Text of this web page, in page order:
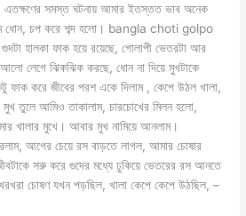
এতক্ষণের সমস্ত ঘটনায় আমার ইতস্তত ভাব অনেক
ধোন, চপ করে শব্দ হলো। bangla choti golpo
গুদটা হালকা ফাক হয়ে রয়েছে, গোলাপী ভেতরটা আর
লেগে ঝিকঝিক করছে, ধোন না দিয়ে মুখটাকে
ফাক করে জীবের পরশ একে দিলাম , কেপে উঠল খালা,
মুখ তুলে আমিও তাকালাম, চারচোখের মিলন হলো,
খালার মুখে। আবার মুখ নামিয়ে আনলাম।
আগের চেয়ে রস বাড়তে লাগল, আমার চোষার
সরু করে গুদের মধ্যে ঢুকিয়ে ভেতরের রস আনতে
খরখরা চোষণ যখন পড়ছিল, খালা কেপে কেপে উঠছিল, –